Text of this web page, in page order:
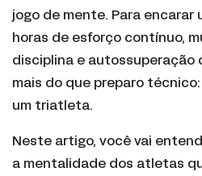
jogo de mente. Para encarar
horas de esforço contínuo,
disciplina e autossuperação
mais do que preparo
um triatleta.
Neste artigo, você vai
a mentalidade dos atletas